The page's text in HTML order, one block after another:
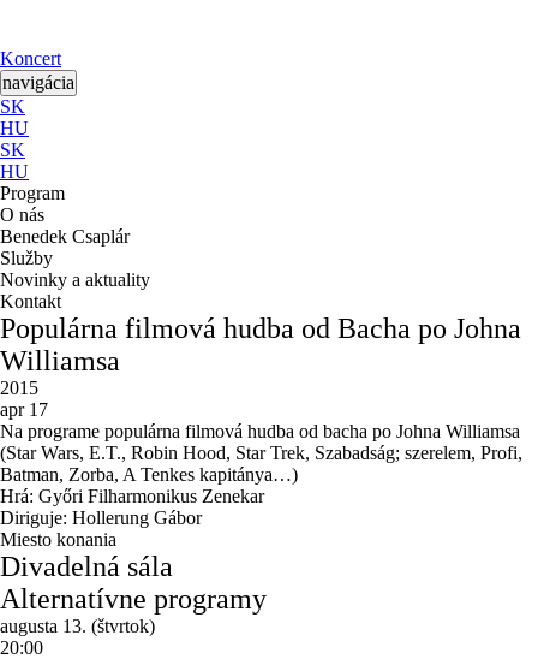
Koncert
navigácia
SK
HU
SK
HU
Program
O nás
Benedek Csaplár
Služby
Novinky a aktuality
Kontakt
Populárna filmová hudba od Bacha po Johna
Williamsa
2015
apr 17
Na programe populárna filmová hudba od bacha po Johna Williamsa
(Star Wars, E.T., Robin Hood, Star Trek, Szabadság; szerelem, Profi,
Batman, Zorba, A Tenkes kapitánya…)
Hrá: Győri Filharmonikus Zenekar
Diriguje: Hollerung Gábor
Miesto konania
Divadelná sála
Alternatívne programy
augusta 13. (štvrtok)
20:00